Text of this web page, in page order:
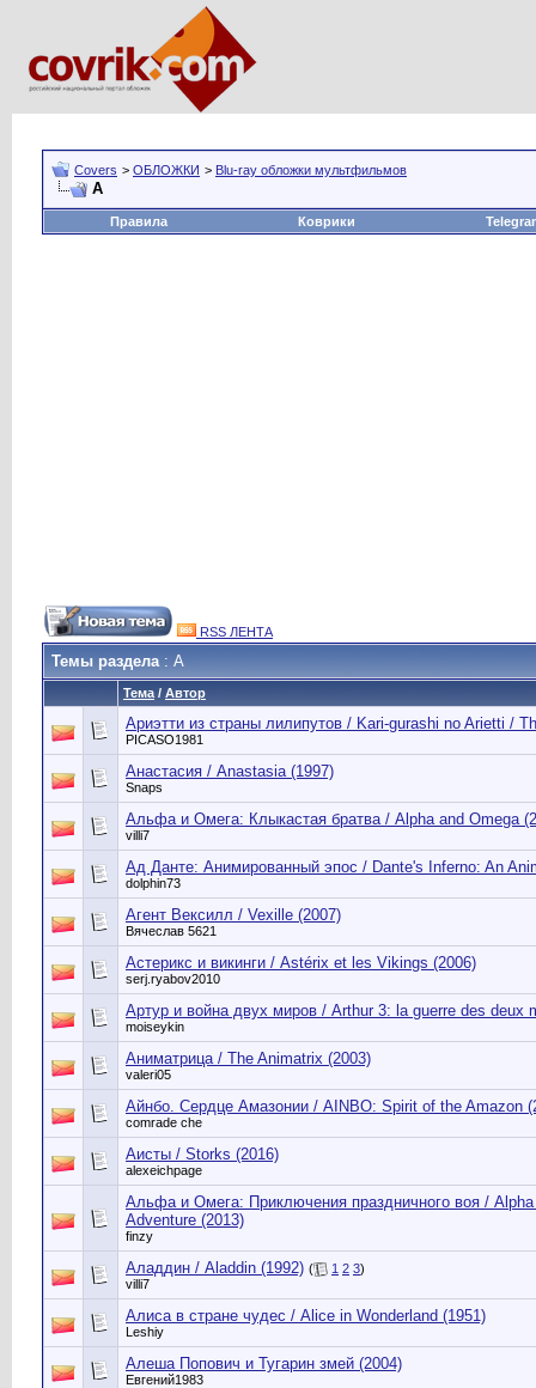
Covers > ОБЛОЖКИ > Blu-ray обложки мультфильмов
А
Правила Коврики
RSS ЛЕНТА
Темы раздела: А
Тема / Автор
Ариэтти из страны лилипутов / Kari-gurashi no Arietti /
PICASO1981
Анастасия / Anastasia (1997)
Snaps
Альфа и Омега: Клыкастая братва / Alpha and Omega
villi7
Ад Данте: Анимированный эпос / Dante's Inferno: An
dolphin73
Агент Вексилл / Vexille (2007)
Вячеслав 5621
Астерикс и викинги / Astérix et les Vikings (2006)
serj.ryabov2010
Артур и война двух миров / Arthur 3: la guerre des deux
moiseykin
Аниматрица / The Animatrix (2003)
valeri05
Айнбо. Сердце Амазонии / AINBO: Spirit of the Amazon
comrade che
Аисты / Storks (2016)
alexeichpage
Альфа и Омега: Приключения праздничного воя /
Adventure (2013)
finzy
Аладдин / Aladdin (1992) ( 1 2 3)
villi7
Алиса в стране чудес / Alice in Wonderland (1951)
Leshiy
Алеша Попович и Тугарин змей (2004)
Евгений1983